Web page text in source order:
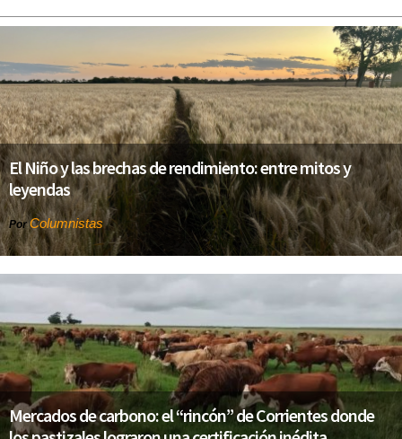
El Niño y las brechas de rendimiento: entre mitos y
leyendas
PorColumnistas
Mercados de carbono: el “rincón” de Corrientes donde